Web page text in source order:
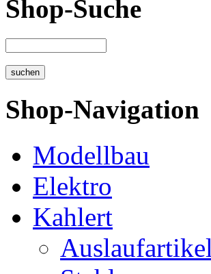
Shop-Suche
Shop-Navigation
Modellbau
Elektro
Kahlert
Auslaufartikel